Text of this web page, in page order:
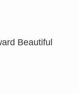
Beautiful